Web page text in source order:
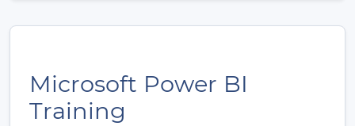
Microsoft Power BI
Training